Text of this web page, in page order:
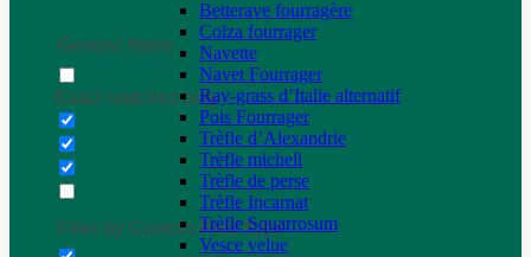
Generic filters
Exact matches only
Filter by Custom Post Type
Betterave fourragère
Colza fourrager
Navette
Navet Fourrager
Ray-grass d’Italie alternatif
Pois Fourrager
Trèfle d’Alexandrie
Trèfle micheli
Trèfle de perse
Trèfle Incarnat
Trèfle Squarrosum
Vesce velue